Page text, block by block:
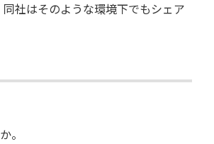
社はそのような環境下でもシェア
。